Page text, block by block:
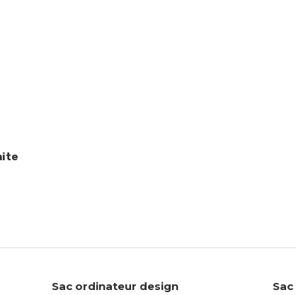
Sac ordinateur design